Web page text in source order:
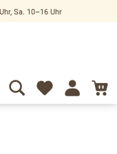
Sa. 10–16 Uhr